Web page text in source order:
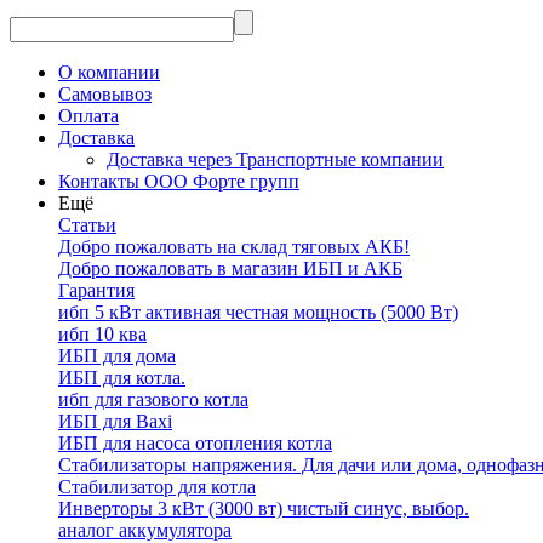
О компании
Самовывоз
Оплата
Доставка
Доставка через Транспортные компании
Контакты ООО Форте групп
Ещё
Статьи
Добро пожаловать на склад тяговых АКБ!
Добро пожаловать в магазин ИБП и АКБ
Гарантия
ибп 5 кВт активная честная мощность (5000 Вт)
ибп 10 ква
ИБП для дома
ИБП для котла.
ибп для газового котла
ИБП для Baxi
ИБП для насоса отопления котла
Стабилизаторы напряжения. Для дачи или дома,
Стабилизатор для котла
Инверторы 3 кВт (3000 вт) чистый синус, выбор.
аналог аккумулятора